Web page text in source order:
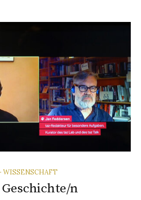
WISSENSCHAFT
n